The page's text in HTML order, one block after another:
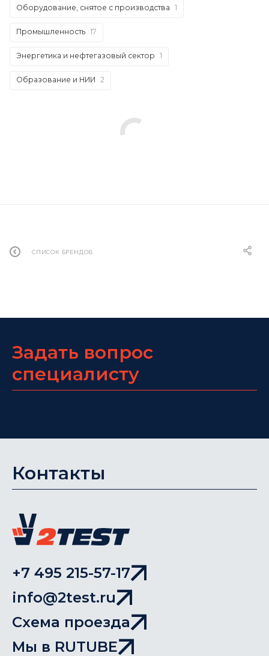
Оборудование, снятое с производства 1
Промышленность 17
Энергетика и нефтегазовый сектор 1
Образование и НИИ 2
СПИСОК БРЕНДОВ
Задать вопрос
специалисту
Контакты
+7 495 215-57-17
info@2test.ru
Схема проезда
Мы в RUTUBE